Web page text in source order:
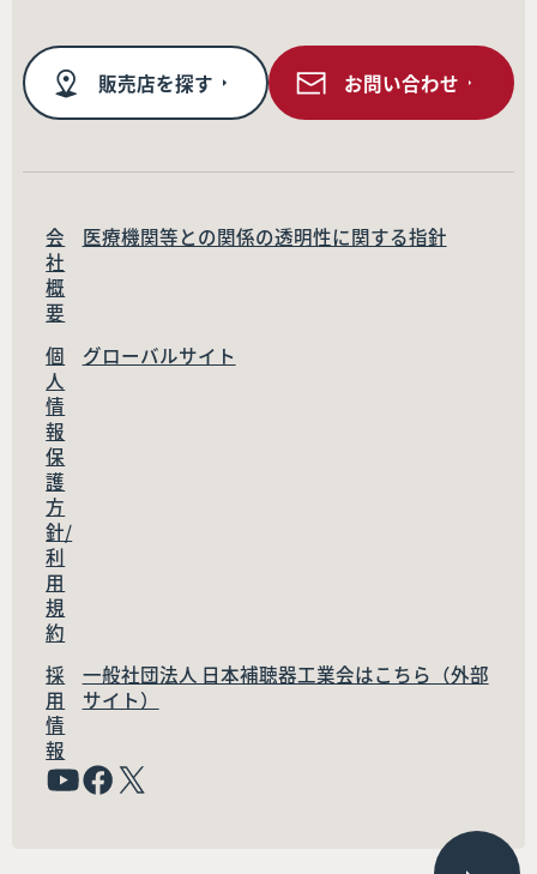
販売店を探す お問い合わせ
会
社
概
要
医療機関等との関係の透明性に関する指針
個
人
情
報
保
護
方
針/
利
用
規
約
グローバルサイト
採
用
情
報
一般社団法人 日本補聴器工業会はこちら（外部
サイト）